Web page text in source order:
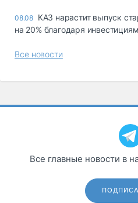
08.08 КАЗ нарастит выпуск
на 20% благодаря
Все новости
Все главные новости в